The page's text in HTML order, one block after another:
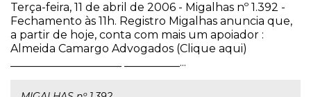
Terça-feira, 11 de abril de 2006 - Migalhas nº 1.392 -
Fechamento às 11h. Registro Migalhas anuncia que,
a partir de hoje, conta com mais um apoiador :
Almeida Camargo Advogados (Clique aqui)
____________________ __________...